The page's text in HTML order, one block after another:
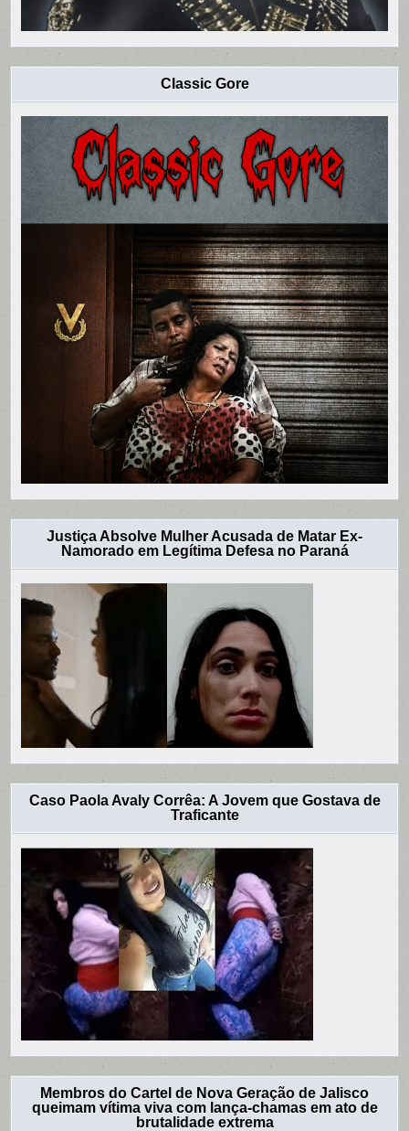
Classic Gore
Justiça Absolve Mulher Acusada de Matar Ex-
Namorado em Legítima Defesa no Paraná
Caso Paola Avaly Corrêa: A Jovem que Gostava de
Traficante
Membros do Cartel de Nova Geração de Jalisco
queimam vítima viva com lança-chamas em ato de
brutalidade extrema